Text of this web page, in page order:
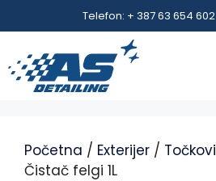
Telefon: + 387 63 654 602
Početna / Exterijer / Točkovi
Čistač felgi 1L